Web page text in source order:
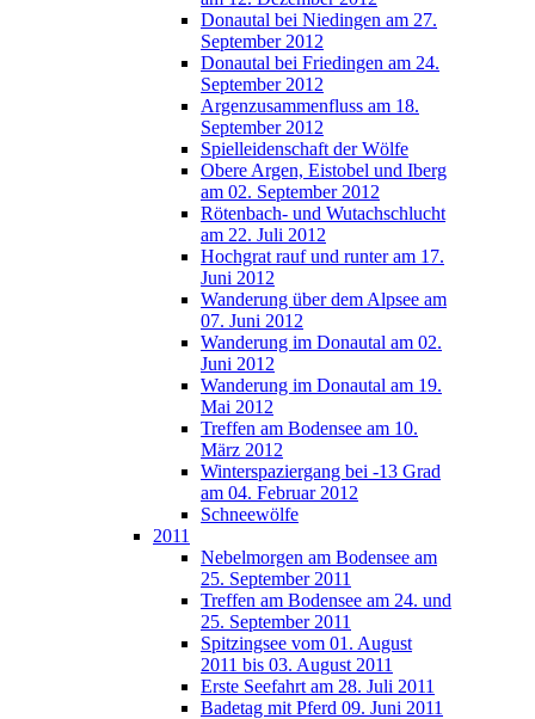
Donautal bei Niedingen am 27.
September 2012
Donautal bei Friedingen am 24.
September 2012
Argenzusammenfluss am 18.
September 2012
Spielleidenschaft der Wölfe
Obere Argen, Eistobel und Iberg
am 02. September 2012
Rötenbach- und Wutachschlucht
am 22. Juli 2012
Hochgrat rauf und runter am 17.
Juni 2012
Wanderung über dem Alpsee am
07. Juni 2012
Wanderung im Donautal am 02.
Juni 2012
Wanderung im Donautal am 19.
Mai 2012
Treffen am Bodensee am 10.
März 2012
Winterspaziergang bei -13 Grad
am 04. Februar 2012
Schneewölfe
2011
Nebelmorgen am Bodensee am
25. September 2011
Treffen am Bodensee am 24. und
25. September 2011
Spitzingsee vom 01. August
2011 bis 03. August 2011
Erste Seefahrt am 28. Juli 2011
Badetag mit Pferd 09. Juni 2011